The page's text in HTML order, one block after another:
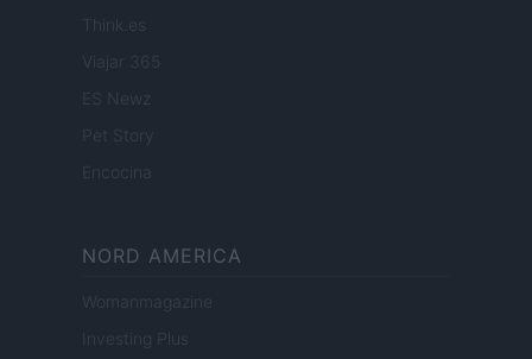
Think.es
Viajar 365
ES Newz
Encocina
NORD AMERICA
Womanmagazine
Investing Plus